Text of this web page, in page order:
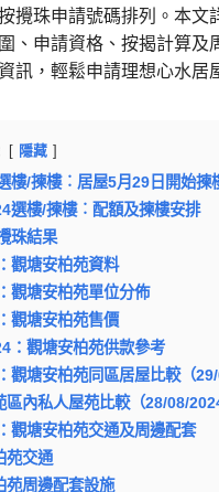
攪珠申請號碼排列。本文
、申請資格、按揭計算及
訊，輕鬆申請理想心水居
隱藏
樓/揀樓︰居屋5月29日開始揀
選樓/揀樓︰配額及揀樓安排
珠結果
觀塘安柏苑資料
觀塘安柏苑單位分佈
觀塘安柏苑售價
：觀塘安柏苑供款參考
觀塘安柏苑同區居屋比較（29/
區內私人屋苑比較（28/08/
觀塘安柏苑交通及周邊配套
苑交通
苑周邊配套設施